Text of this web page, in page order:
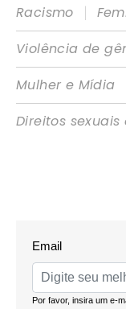
Racismo
|
Violência de
Mulher e Mídia
Direitos